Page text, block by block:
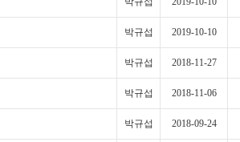
박규섭 2019-10-10
박규섭 2018-11-27
박규섭 2018-11-06
박규섭 2018-09-24